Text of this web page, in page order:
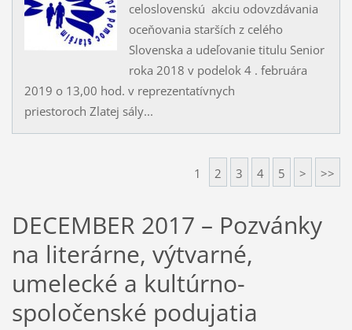
celoslovenskú akciu odovzdávania
oceňovania starších z celého
Slovenska a udeľovanie titulu Senior
roka 2018 v podelok 4 . februára
2019 o 13,00 hod. v reprezentatívnych
priestoroch Zlatej sály...
1 2 3 4 5 > >>
DECEMBER 2017 – Pozvánky
na literárne, výtvarné,
umelecké a kultúrno-
spoločenské podujatia